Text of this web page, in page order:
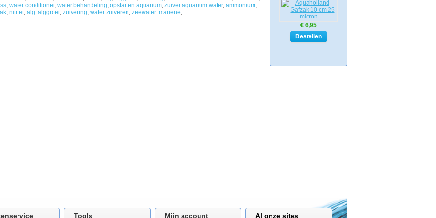
€ 6,95
, water conditioner, water behandeling, opstarten aquarium, zuiver aquarium water, ammonium,
, nitriet, alg, alggroei, zuivering, water zuiveren, zeewater. mariene,
Tools Mijn account Al onze sites